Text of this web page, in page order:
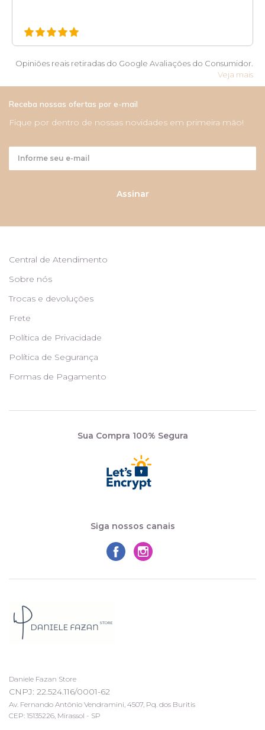
Opiniões reais retiradas do Google Avaliações do Consumidor.
Veja mais
Receba nossas ofertas por e-mail
Fique por dentro de nossas novidades em primeira mão!
Assinar
Daniele Fazan Store
CNPJ: 22.524.116/0001-62
Av. Fernando Antônio Vendramini, 4507, Pq. dos Buritis
CEP: 15135226, Mirassol - SP
Central de Atendimento
Sobre nós
Trocas e devoluções
Frete
Política de Privacidade
Política de Segurança
Formas de Pagamento
Sua Compra 100% Segura
Siga nossos canais